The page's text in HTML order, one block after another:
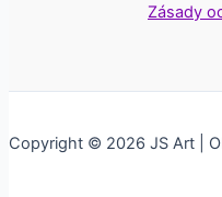
Zásady
Copyright © 2026 JS Art |